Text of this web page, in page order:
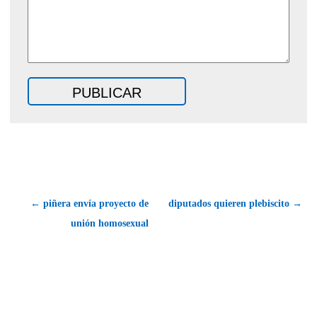
← piñera envía proyecto de
unión homosexual
diputados quieren plebiscito →